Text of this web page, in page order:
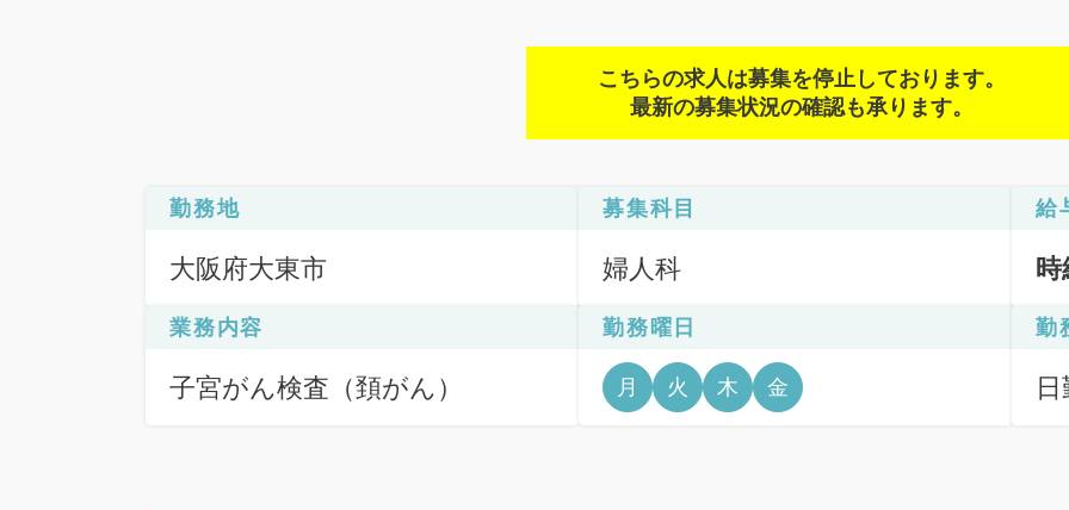
こちらの求人は募集を停止しております。
最新の募集状況の確認も承ります。
勤務地
大阪府大東市
募集科目
婦人科
給
業務内容
子宮がん検査（頚がん）
勤務曜日
月 火 木 金
勤